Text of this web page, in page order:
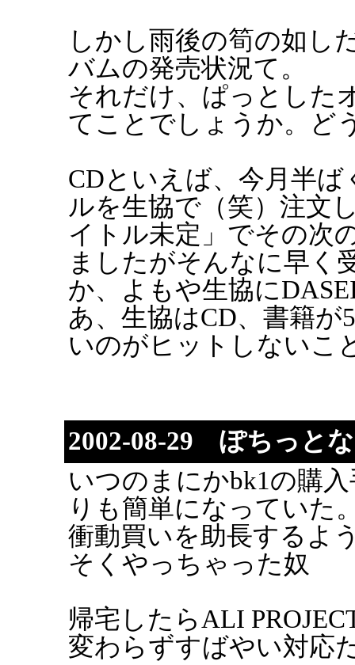
しかし雨後の筍の如し
バムの発売状況て。
それだけ、ぱっとした
てことでしょうか。ど
CDといえば、今月半
ルを生協で（笑）注文
イトル未定」でその次
ましたがそんなに早く
か、よもや生協に
あ、生協はCD、書籍
いのがヒットしないこ
2002-08-29 ぽちっと
いつのまにかbk1の購
りも簡単になっていた
衝動買いを助長するよ
そくやっちゃった奴
帰宅したらALI
変わらずすばやい対応